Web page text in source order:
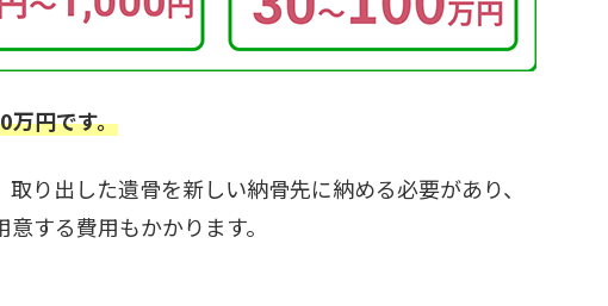
万円です。
り出した遺骨を新しい納骨先に納める必要があり、
する費用もかかります。